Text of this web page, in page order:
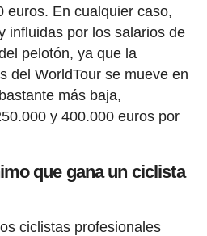
euros. En cualquier caso,
influidas por los salarios de
pelotón, ya que la
del WorldTour se mueve en
más baja,
y 400.000 euros por
que gana un ciclista
ciclistas profesionales